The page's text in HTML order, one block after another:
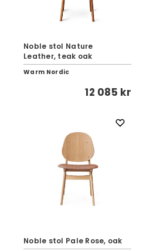
Noble stol Nature
Leather, teak oak
Warm Nordic
12 085 kr
Noble stol Pale Rose, oak